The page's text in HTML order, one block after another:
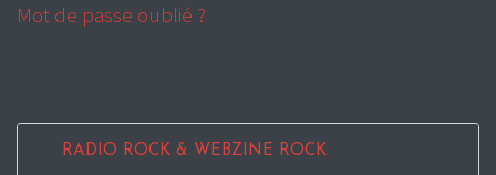
Mot de passe oublié ?
RADIO ROCK & WEBZINE ROCK